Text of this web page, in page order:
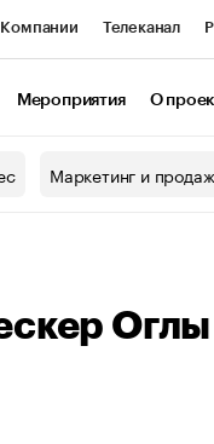
Телеканал
Мероприятия О
Маркетинг и